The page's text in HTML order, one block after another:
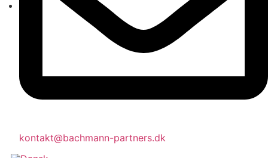
kontakt@bachmann-partners.dk